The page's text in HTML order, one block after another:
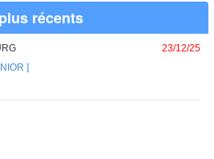
récents
23/12/25